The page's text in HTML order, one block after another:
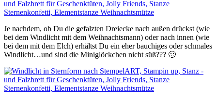
Je nachdem, ob Du die gefalzten Dreiecke nach außen drückst (wie
bei dem Windlicht mit dem Weihnachtsmann) oder nach innen (wie
bei dem mit dem Elch) erhältst Du ein eher bauchiges oder schmales
Windlicht…und sind die Miniglöckchen nicht süß??? 🙂